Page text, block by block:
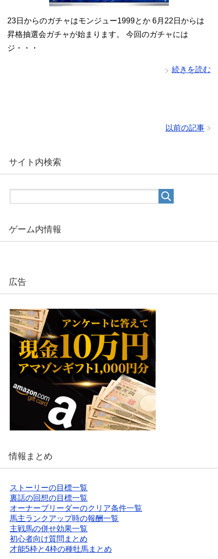
23日からのガチャはモンジュー1999とか 6月22日からは
昇格抽選会ガチャが始まります。 今回のガチャには
ジ・・・
続きを読む
以前の記事
サイト内検索
ゲーム内情報
広告
情報まとめ
ストーリーの目標一覧
裏話の回想の目標一覧
オーナーブリーダーのクリア条件一覧
馬主ランクアップ時の報酬一覧
主戦馬の併せ効果一覧
初心者向け質問まとめ
才能5枠と4枠の種牡馬まとめ